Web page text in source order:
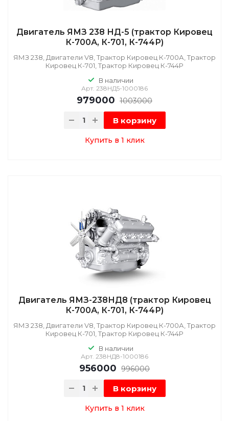
Двигатель ЯМЗ 238 НД-5 (трактор Кировец
К-700А, К-701, К-744Р)
ЯМЗ 238, Двигатели V8, Трактор Кировец К-700А, Трактор
Кировец К-701, Трактор Кировец К-744Р
В наличии
Арт. 238НД5-1000186
979000 1003000
В корзину
Купить в 1 клик
Двигатель ЯМЗ-238НД8 (трактор Кировец
К-700А, К-701, К-744Р)
ЯМЗ 238, Двигатели V8, Трактор Кировец К-700А, Трактор
Кировец К-701, Трактор Кировец К-744Р
В наличии
Арт. 238НД8-1000186
956000 996000
В корзину
Купить в 1 клик